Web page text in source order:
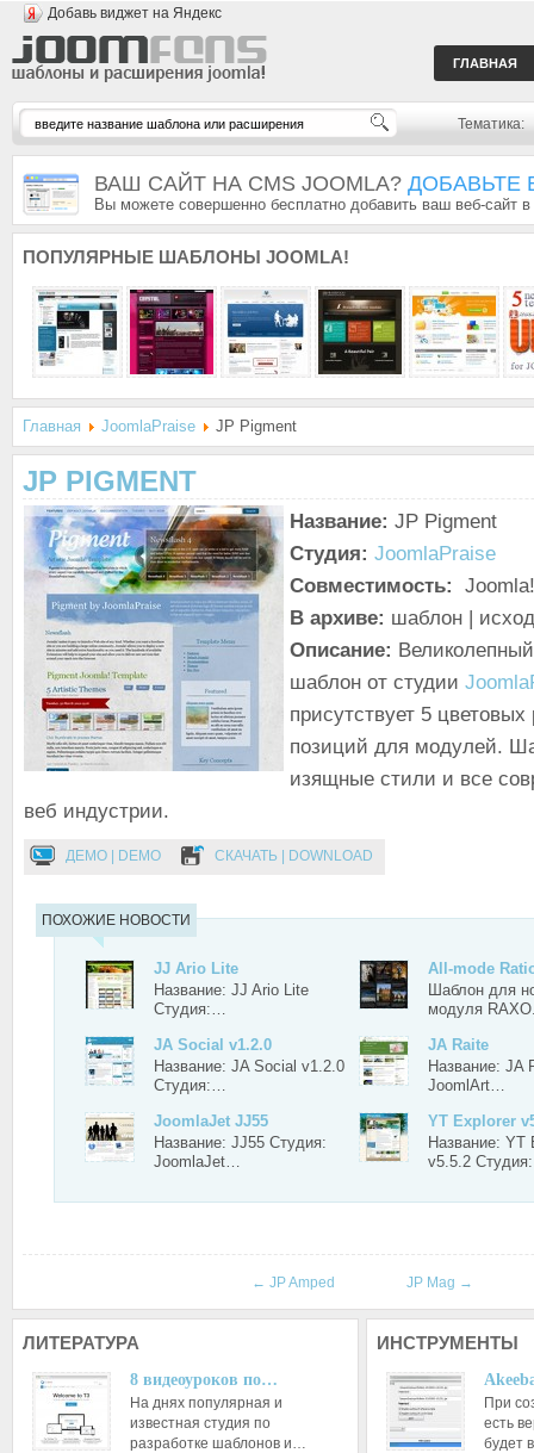
Добавь виджет на Яндекс
ГЛАВНАЯ
Тематика:
ВАШ САЙТ НА CMS JOOMLA? ДОБАВЬТЕ
Вы можете совершенно бесплатно добавить ваш веб-сайт
ПОПУЛЯРНЫЕ ШАБЛОНЫ JOOMLA!
Главная JoomlaPraise JP Pigment
JP PIGMENT
Название: JP Pigment
Студия: JoomlaPraise
Совместимость:
В архиве: шаблон |
Описание:
шаблон от студии
присутствует 5
позиций для модулей.
изящные стили и все
веб индустрии.
ДЕМО | DEMO СКАЧАТЬ | DOWNLOAD
ПОХОЖИЕ НОВОСТИ
JJ Ario Lite
Название: JJ Ario Lite
Студия:…
All-mode
Шаблон для
модуля
JA Social v1.2.0
Название: JA Social v1.2.0
Студия:…
JA Raite
Название: JA
JoomlArt…
JoomlaJet JJ55
Название: JJ55 Студия:
JoomlaJet…
YT Explorer
Название: YT
v5.5.2
← JP Amped JP Mag →
ЛИТЕРАТУРА
8 видеоуроков по…
На днях популярная и
известная студия по
разработке шаблонов и…
ИНСТРУМЕНТЫ
При
есть
будет